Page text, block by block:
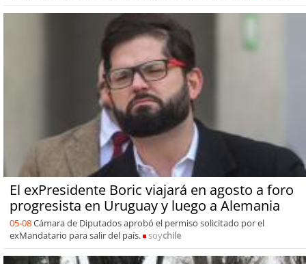
El exPresidente Boric viajará en agosto a foro
progresista en Uruguay y luego a Alemania
05-08Cámara de Diputados aprobó el permiso solicitado por el
exMandatario para salir del país.
soychile